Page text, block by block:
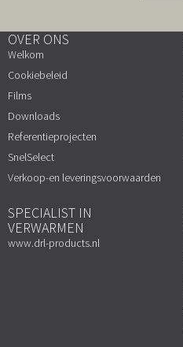
OVER ONS
Welkom
Cookiebeleid
Films
Downloads
Referentieprojecten
SnelSelect
Verkoop-en leveringsvoorwaarden
SPECIALIST IN
VERWARMEN
www.drl-products.nl